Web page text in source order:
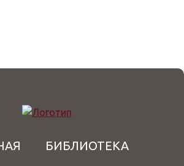
БИБЛИОТЕКА